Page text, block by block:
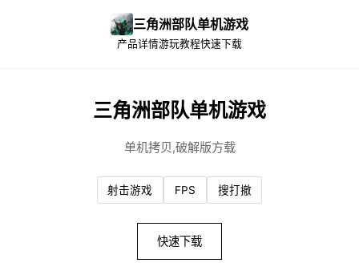
三角洲部队单机游戏
产品详情游玩教程快速下载
三角洲部队单机游戏
单机拷贝,破解版方载
射击游戏 FPS 搜打撤
快速下载